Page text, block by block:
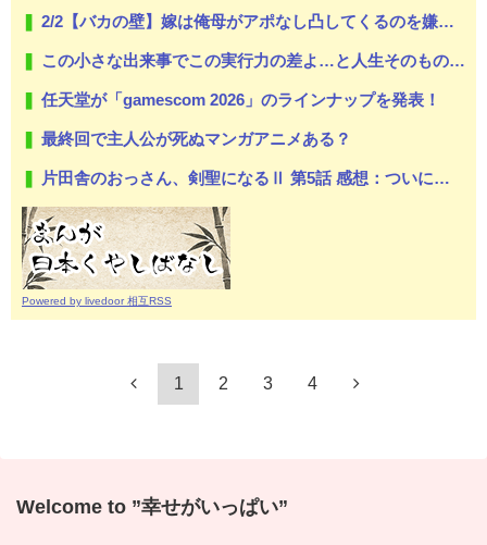
2/2【バカの壁】嫁は俺母がアポなし凸してくるのを嫌うし、母は悪意があってか平気で繰り返す。なぜ嫁姑は仲良くできないんだ？なんで女って生き物はこうもバカで感情的なのだろうか？
この小さな出来事でこの実行力の差よ…と人生そのものが心配になってしまう
任天堂が「gamescom 2026」のラインナップを発表！
最終回で主人公が死ぬマンガアニメある？
片田舎のおっさん、剣聖になるⅡ 第5話 感想：ついに親子対決の予感！ベリル先生もやる気に！
Powered by livedoor 相互RSS
1 2 3 4
Welcome to ”幸せがいっぱい”